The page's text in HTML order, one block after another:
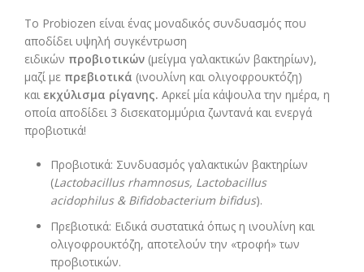
Το Probiozen είναι ένας μοναδικός συνδυασμός που
αποδίδει υψηλή συγκέντρωση
ειδικών προβιοτικών (μείγμα γαλακτικών βακτηρίων),
μαζί με πρεβιοτικά (ινουλίνη και ολιγοφρουκτόζη)
και εκχύλισμα ρίγανης. Αρκεί μία κάψουλα την ημέρα, η
οποία αποδίδει 3 δισεκατομμύρια ζωντανά και ενεργά
προβιοτικά!
Προβιοτικά: Συνδυασμός γαλακτικών βακτηρίων
(Lactobacillus rhamnosus, Lactobacillus
acidophilus & Bifidobacterium bifidus).
Πρεβιοτικά: Ειδικά συστατικά όπως η ινουλίνη και
ολιγοφρουκτόζη, αποτελούν την «τροφή» των
προβιοτικών.